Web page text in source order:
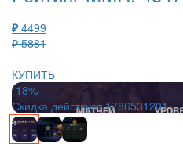
₽ 4499
₽ 5881
КУПИТЬ
-18%
Скидка действует 1786531201